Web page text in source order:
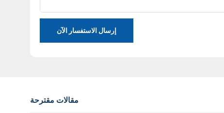
إرسال الاستفسار الآن
مقالات مقترحة